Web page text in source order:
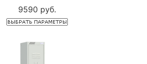
9590 руб.